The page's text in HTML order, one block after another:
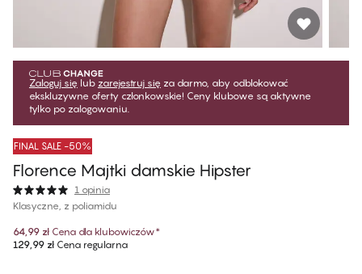
Zaloguj się lub zarejestruj się za darmo, aby odblokować
ekskluzywne oferty członkowskie! Ceny klubowe są aktywne
tylko po zalogowaniu.
FINAL SALE -50%
Florence Majtki damskie Hipster
1 opinia
Klasyczne, z poliamidu
64,99 zł Cena dla klubowiczów*
129,99 złCena regularna